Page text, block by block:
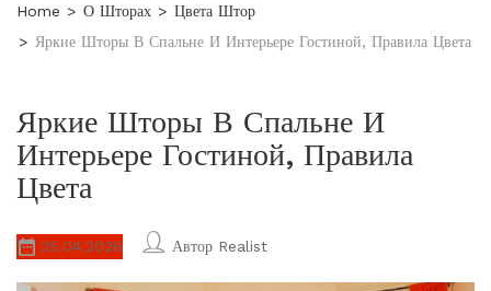
Home О Шторах
Цвета Штор
Яркие Шторы В Спальне И Интерьере Гостиной, Правила Цвета
Яркие Шторы В Спальне И
Интерьере Гостиной, Правила
Цвета
25.04.2026 Автор Realist